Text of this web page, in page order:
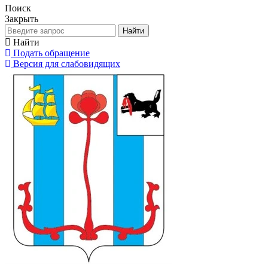
Поиск
Закрыть
Найти
Найти
Подать обращение
Версия для слабовидящих